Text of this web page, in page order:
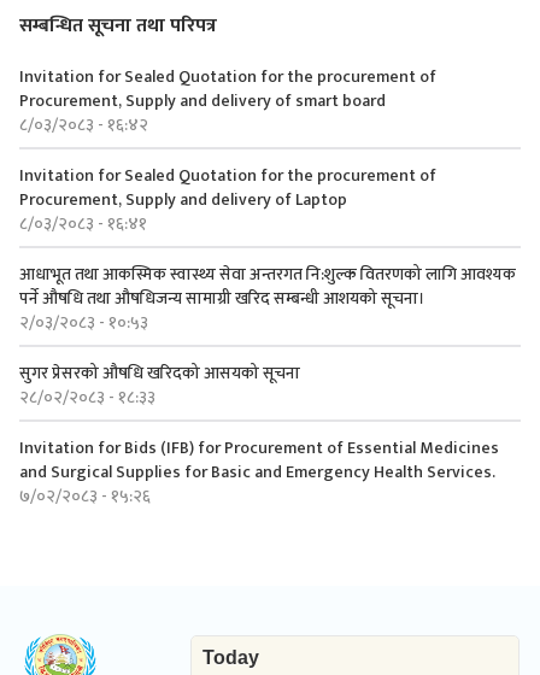
सम्बन्धित सूचना तथा परिपत्र
Invitation for Sealed Quotation for the procurement of
Procurement, Supply and delivery of smart board
८/०३/२०८३ - १६:४२
Invitation for Sealed Quotation for the procurement of
Procurement, Supply and delivery of Laptop
८/०३/२०८३ - १६:४१
आधाभूत तथा आकस्मिक स्वास्थ्य सेवा अन्तरगत नि:शुल्क वितरणको लागि आवश्यक
पर्ने औषधि तथा औषधिजन्य सामाग्री खरिद सम्बन्धी आशयको सूचना।
२/०३/२०८३ - १०:५३
सुगर प्रेसरको ‍औषधि खरिदको आसयको सूचना
२८/०२/२०८३ - १८:३३
Invitation for Bids (IFB) for Procurement of Essential Medicines
and Surgical Supplies for Basic and Emergency Health Services.
७/०२/२०८३ - १५:२६